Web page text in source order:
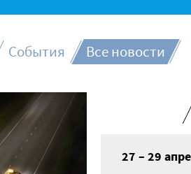
События Все новости
27 – 29